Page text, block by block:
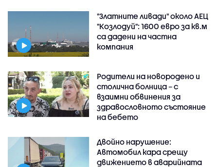
"Златните ливади" около АЕЦ
"Козлодуй": 1600 евро за кв.м
са дадени на частна
компания
Родители на новородено и
столична болница – с
взаимни обвинения за
здравословното състояние
на бебето
Двойно нарушение:
Автомобил кара срещу
движението в аварийната